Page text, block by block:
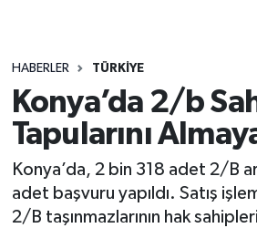
HABERLER TÜRKIYE
Konya’da 2/b
Tapularını
Konya’da, 2 bin 318 adet 2/B
adet başvuru yapıldı. Satış
2/B taşınmazlarının hak